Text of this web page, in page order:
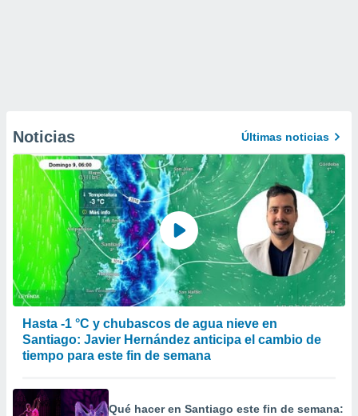
Noticias Últimas noticias
Hasta -1 °C y chubascos de agua nieve en
Santiago: Javier Hernández anticipa el cambio de
tiempo para este fin de semana
Qué hacer en Santiago este fin de semana: